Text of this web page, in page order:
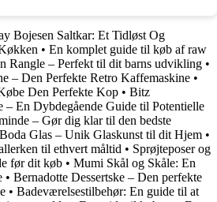
Bojesen Saltkar: Et Tidløst Og
• En komplet guide til køb af raw
Rangle – Perfekt til dit barns udvikling •
– Den Perfekte Retro Kaffemaskine •
Den Perfekte Kop • Bitz
En Dybdegående Guide til Potentielle
– Gør dig klar til den bedste
Glas – Unik Glaskunst til dit Hjem •
til ethvert måltid • Sprøjteposer og
før dit køb • Mumi Skål og Skåle: En
• Bernadotte Dessertske – Den perfekte
• Badeværelsestilbehør: En guide til at